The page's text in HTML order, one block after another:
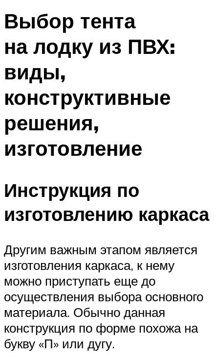
Выбор тента
на лодку из ПВХ:
виды,
конструктивные
решения,
изготовление
Инструкция по
изготовлению каркаса
Другим важным этапом является
изготовления каркаса, к нему
можно приступать еще до
осуществления выбора основного
материала. Обычно данная
конструкция по форме похожа на
букву «П» или дугу.